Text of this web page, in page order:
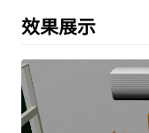
效果展示